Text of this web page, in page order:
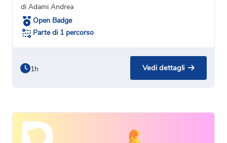
di Adami Andrea
Open Badge
Parte di 1 percorso
1h Vedi dettagli